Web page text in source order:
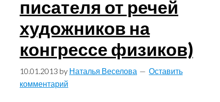
писателя от речей
художников на
конгрессе физиков)
10.01.2013 by Наталья Веселова
Оставить
комментарий